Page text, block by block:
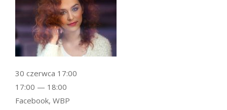
30 czerwca 17:00
17:00 — 18:00
Facebook, WBP